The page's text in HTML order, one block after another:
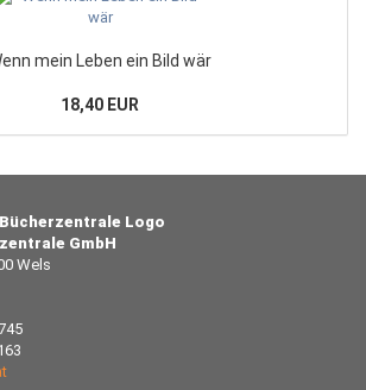
mein Leben ein Bild wär
18,40 EUR
GmbH
Wels